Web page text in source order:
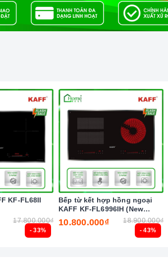
minh họa
điều khiển)
- 33%
KF-FL68II
17.800.000₫
- 43%
Bếp từ kết hợp hồng ngoại
KAFF KF-FL6996IH (New
2025)
10.800.000₫ 18.900.000₫